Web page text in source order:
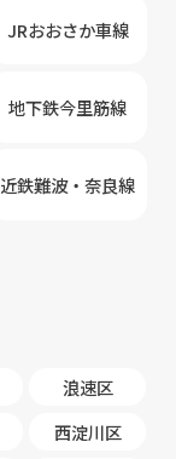
JRおおさか車線
地下鉄今里筋線
近鉄難波・奈良線
浪速区
西淀川区